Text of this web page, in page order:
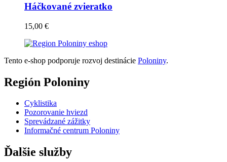
Háčkované zvieratko
15,00 €
Tento e-shop podporuje rozvoj destinácie Poloniny.
Región Poloniny
Cyklistika
Pozorovanie hviezd
Sprevádzané zážitky
Informačné centrum Poloniny
Ďalšie služby